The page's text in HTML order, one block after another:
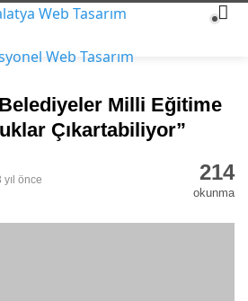
Milli Eğitime
Çıkartabiliyor”
yıl önce 214
okunma